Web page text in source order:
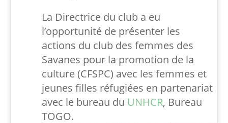
La Directrice du club a eu
l’opportunité de présenter les
actions du club des femmes des
Savanes pour la promotion de la
culture (CFSPC) avec les femmes et
jeunes filles réfugiées en partenariat
avec le bureau du UNHCR, Bureau
TOGO.